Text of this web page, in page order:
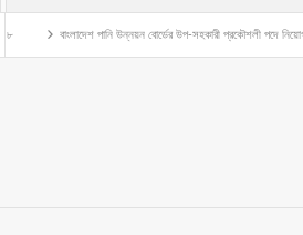
পানি উন্নয়ন বোর্ডের উপ-সহকারী প্রকৌশলী পদে নিয়োগ পরীক্ষার প্রশ্ন ও